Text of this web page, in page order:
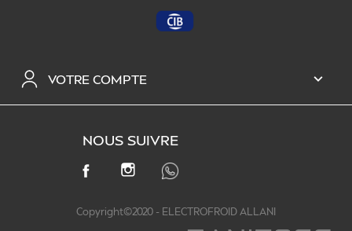
VOTRE COMPTE 
NOUS SUIVRE
FACEBOOKINSTAGRAM
Copyright©2020 - ELECTROFROID ALLANI